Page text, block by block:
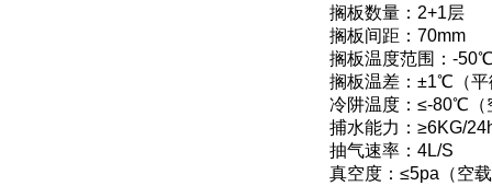
搁板数量：2+1层
搁板间距：70mm
搁板温度范围：-
搁板温差：±1℃（平
冷阱温度：≤-80℃（
捕水能力：≥6KG/
抽气速率：4L/S
真空度：≤5pa（空